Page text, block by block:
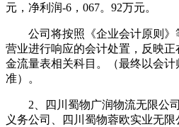
元，净利润-6，067。92万元。
公司将按照《企业会计原则》
营业进行响应的会计处置，反映
金流量表相关科目。（最终以会
准）。
2、四川蜀物广润物流无限公司
义务公司、四川蜀物蓉欧实业无